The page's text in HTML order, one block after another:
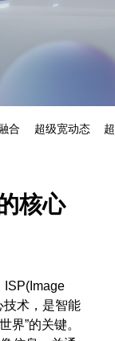
合 超级宽动态
核心
ISP(Image
术，是智能
界”的关键。